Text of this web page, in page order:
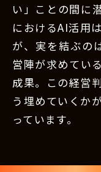
い」ことの間に
におけるAI活用
が、実を結ぶの
営陣が求めてい
成果。この経営
う埋めていくか
っています。